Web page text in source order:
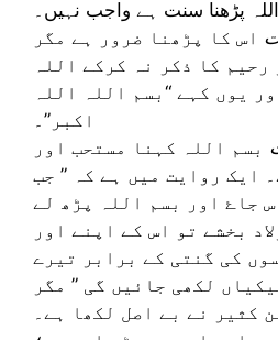
اللہ پڑھنا سنت ہے واجب نہیں۔
اس کا پڑھنا ضرور ہے مگر
رحیم کا ذکر نہ کرکے اللہ
یوں کہے “بسم اللہ اللہ
اکبر”۔
بسم اللہ کہنا مستحب اور
ایک روایت میں ہے کہ ” جب
جاۓ اور بسم اللہ پڑھ لے
بخشے تو اس کے اپنے اور
کی گنتی کے برابر تیرے
لکھی جائیں گی ” مگر
کثیر نے بے اصل لکھا ہے۔